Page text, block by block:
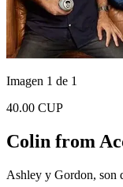
Imagen 1 de 1
40.00 CUP
Colin from
Ashley y Gordon, son